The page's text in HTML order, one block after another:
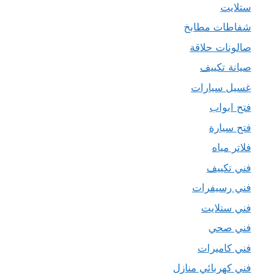
ستلايت
شفاطات مطابخ
صالونات حلاقة
صيانة تكييف
غسيل سيارات
فتح ابواب
فتح سيارة
فلاتر مياه
فني تكييف
فني رسيفرات
فني ستلايت
فني صحي
فني كاميرات
فني كهربائي منازل